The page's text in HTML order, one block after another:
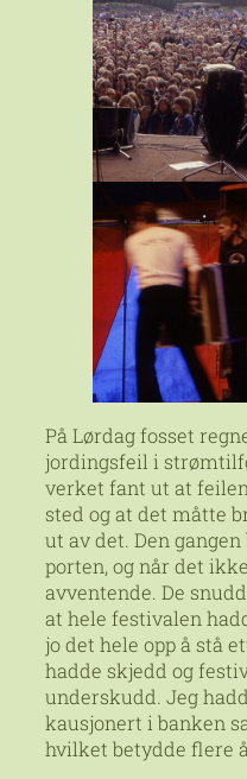
På Lørdag fosset
jordingsfeil i
verket fant ut at
sted og at det måtte
ut av det. Den
porten, og når det
avventende. De
at hele festivalen
jo det hele opp å stå
hadde skjedd og
underskudd. Jeg
kausjonert i banken
hvilket betydde flere